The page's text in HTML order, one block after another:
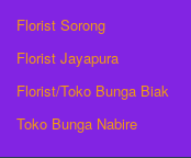
Florist Sorong
Florist Jayapura
Florist/Toko Bunga Biak
Toko Bunga Nabire